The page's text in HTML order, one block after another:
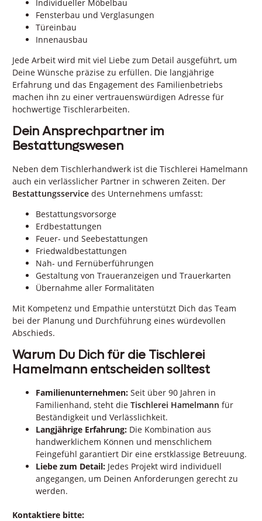
Individueller Möbelbau
Fensterbau und Verglasungen
Türeinbau
Innenausbau
Jede Arbeit wird mit viel Liebe zum Detail ausgeführt, um
Deine Wünsche präzise zu erfüllen. Die langjährige
Erfahrung und das Engagement des Familienbetriebs
machen ihn zu einer vertrauenswürdigen Adresse für
hochwertige Tischlerarbeiten.
Dein Ansprechpartner im
Bestattungswesen
Neben dem Tischlerhandwerk ist die Tischlerei Hamelmann
auch ein verlässlicher Partner in schweren Zeiten. Der
Bestattungsservice des Unternehmens umfasst:
Bestattungsvorsorge
Erdbestattungen
Feuer- und Seebestattungen
Friedwaldbestattungen
Nah- und Fernüberführungen
Gestaltung von Traueranzeigen und Trauerkarten
Übernahme aller Formalitäten
Mit Kompetenz und Empathie unterstützt Dich das Team
bei der Planung und Durchführung eines würdevollen
Abschieds.
Warum Du Dich für die Tischlerei
Hamelmann entscheiden solltest
Familienunternehmen: Seit über 90 Jahren in
Familienhand, steht die Tischlerei Hamelmann für
Beständigkeit und Verlässlichkeit.
Langjährige Erfahrung: Die Kombination aus
handwerklichem Können und menschlichem
Feingefühl garantiert Dir eine erstklassige Betreuung.
Liebe zum Detail: Jedes Projekt wird individuell
angegangen, um Deinen Anforderungen gerecht zu
werden.
Kontaktiere bitte: